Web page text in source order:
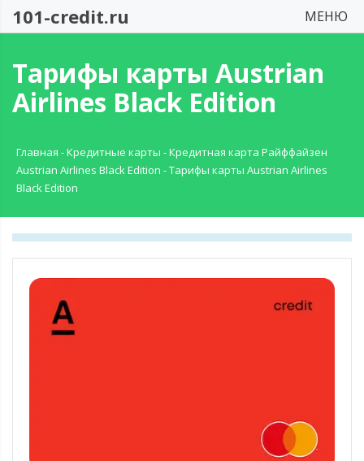
101-credit.ru МЕНЮ
Тарифы карты Austrian
Airlines Black Edition
Главная -Кредитные карты -Кредитная карта Райффайзен
Austrian Airlines Black Edition -Тарифы карты Austrian Airlines
Black Edition